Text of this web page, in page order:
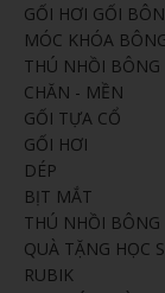
GỐI HƠI GỐI
MÓC KHÓA
THÚ NHỒI BÔNG
CHĂN - MỀN
GỐI TỰA CỔ
GỐI HƠI
DÉP
BỊT MẮT
THÚ NHỒI
QUÀ TẶNG HỌC
RUBIK